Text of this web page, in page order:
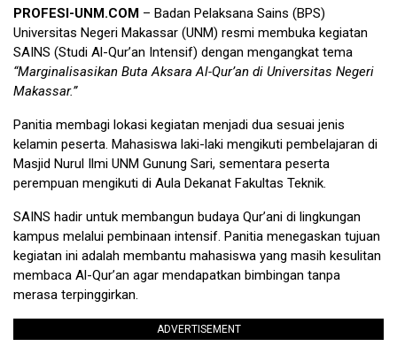
PROFESI-UNM.COM – Badan Pelaksana Sains (BPS)
Universitas Negeri Makassar (UNM) resmi membuka kegiatan
SAINS (Studi Al-Qur’an Intensif) dengan mengangkat tema
“Marginalisasikan Buta Aksara Al-Qur’an di Universitas Negeri
Makassar.”
Panitia membagi lokasi kegiatan menjadi dua sesuai jenis
kelamin peserta. Mahasiswa laki-laki mengikuti pembelajaran di
Masjid Nurul Ilmi UNM Gunung Sari, sementara peserta
perempuan mengikuti di Aula Dekanat Fakultas Teknik.
SAINS hadir untuk membangun budaya Qur’ani di lingkungan
kampus melalui pembinaan intensif. Panitia menegaskan tujuan
kegiatan ini adalah membantu mahasiswa yang masih kesulitan
membaca Al-Qur’an agar mendapatkan bimbingan tanpa
merasa terpinggirkan.
ADVERTISEMENT